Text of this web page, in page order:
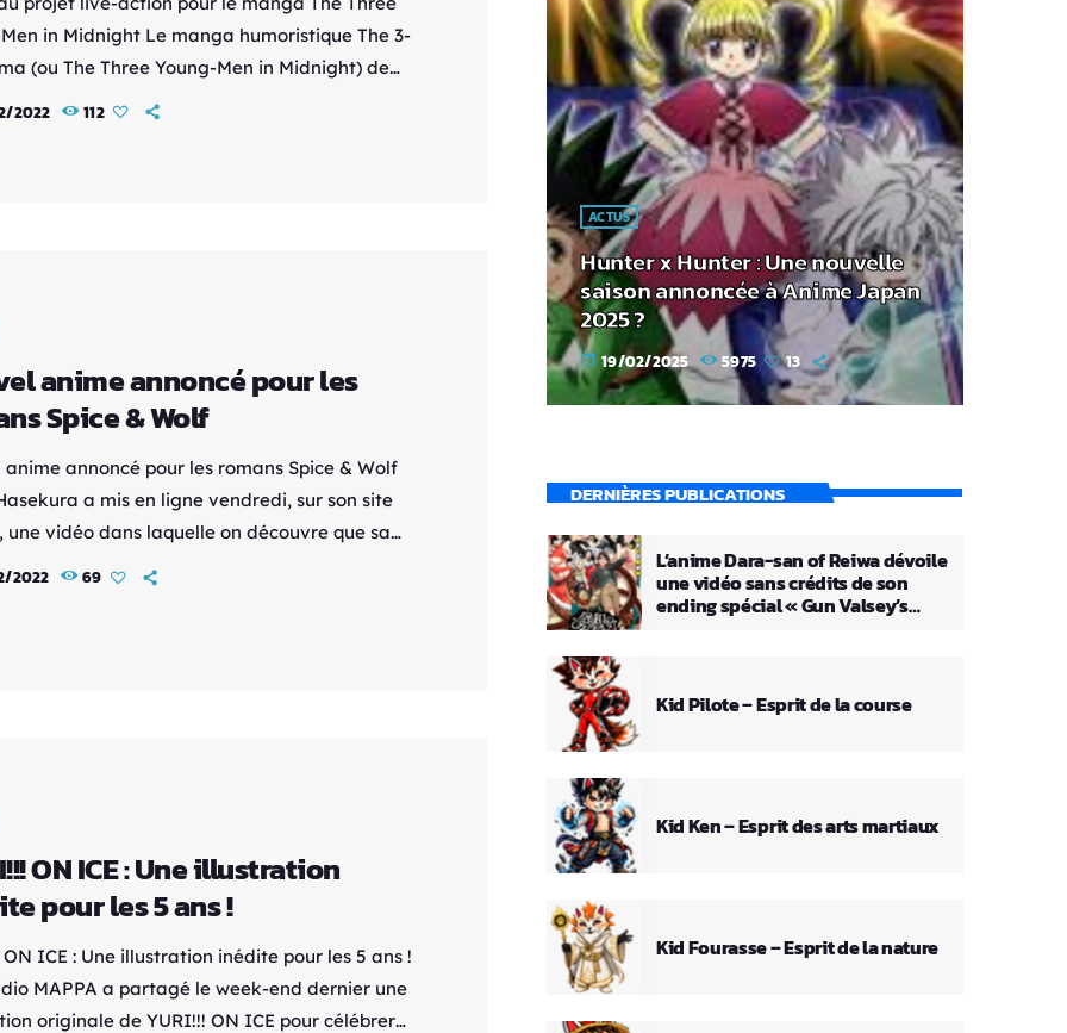
in Midnight Le manga humoristique The 3-
(ou The Three Young-Men in Midnight) de
Ishiharava de nouveau être porté au
2022 112
anime annoncé pour les
Spice & Wolf
anime annoncé pour les romans Spice & Wolf
a mis en ligne vendredi, sur son site
une vidéo dans laquelle on découvre que sa
light novels Spice & Wolf allait être adaptée
2022 69
ON ICE : Une illustration
pour les 5 ans !
ON ICE : Une illustration inédite pour les 5 ans !
MAPPA a partagé le week-end dernier une
originale de YURI!!! ON ICE pour célébrer
ACTUS
Hunter x Hunter : Une nouvelle
saison annoncée à Anime Japan
2025 ?
today 19/02/2025 5975 13
DERNIÈRES PUBLICATIONS
L’anime Dara-san of Reiwa dévoile
une vidéo sans crédits de son
ending spécial « Gun Valsey’s
Kid Pilote – Esprit de la course
Kid Ken – Esprit des arts martiaux
Kid Fourasse – Esprit de la nature